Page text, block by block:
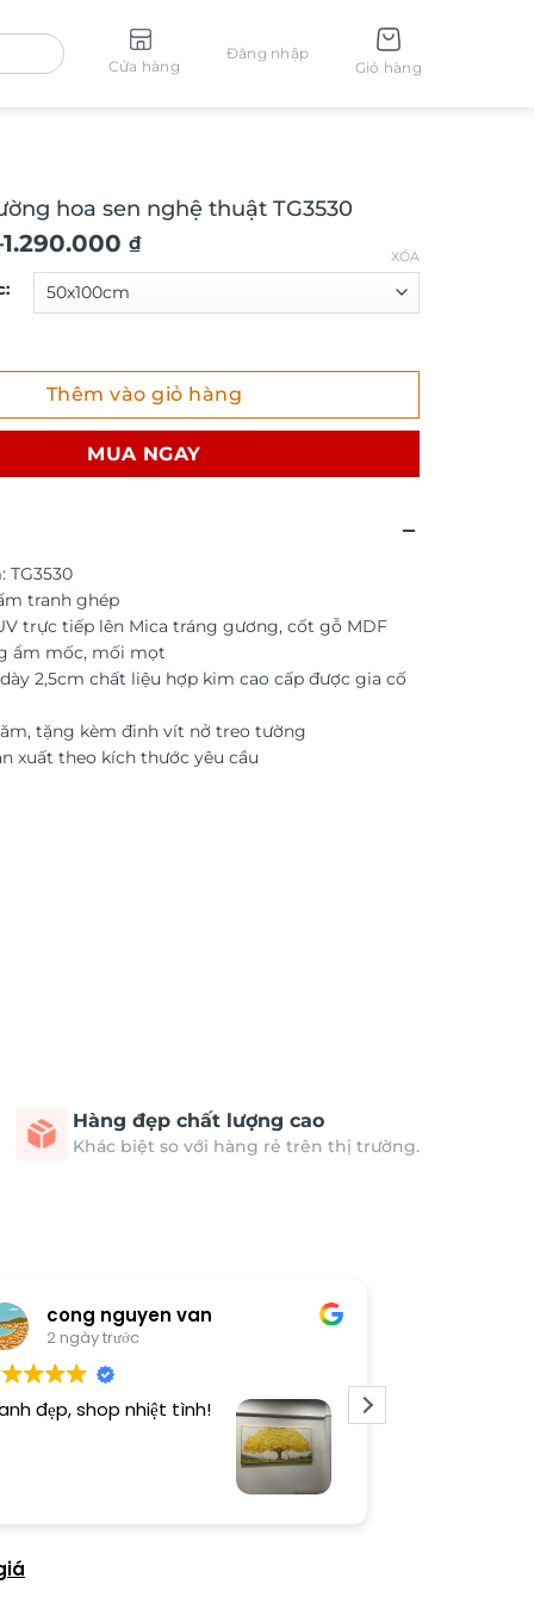
Cửa hàng
Đăng nhập
Giỏ hàng
hoa sen nghệ thuật TG3530
1.290.000 ₫
XÓA
hoa sen nghệ thuật TG3530 số lượng
Thêm vào giỏ hàng
MUA NGAY
TG3530
tranh ghép
trực tiếp lên Mica tráng gương, cốt gỗ MDF
ẩm mốc, mối mọt
2,5cm chất liệu hợp kim cao cấp được gia cố
tặng kèm đinh vít nở treo tường
xuất theo kích thước yêu cầu
Hàng đẹp chất lượng cao
Khác biệt so với hàng rẻ trên thị trường.
cong nguyen van
2 ngày trước
đẹp, shop nhiệt tình!